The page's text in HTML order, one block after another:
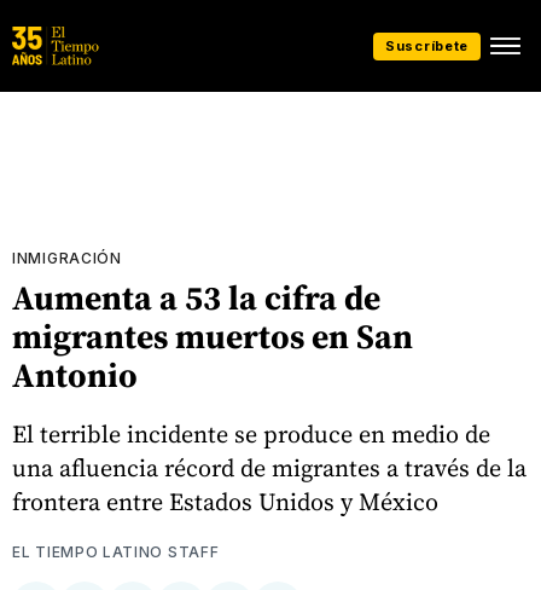
Suscríbete
INMIGRACIÓN
Aumenta a 53 la cifra de
migrantes muertos en San
Antonio
El terrible incidente se produce en medio de
una afluencia récord de migrantes a través de la
frontera entre Estados Unidos y México
EL TIEMPO LATINO STAFF